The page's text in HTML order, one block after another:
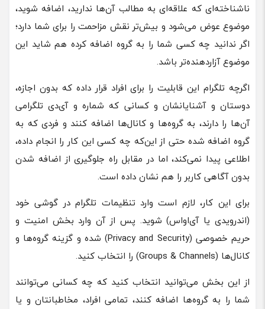
ناشناخته‌ای که علاقه‌ای به مطالب آن‌ها ندارید، اضافه شوید،
موضوع عوض می‌شود و بیش‌تر نقش مزاحمت را برای شما دارد؛
اگر ندانید چه کسی شما را به گروه اضافه کرده هم شاید این
موضوع آزاردهنده‌تر باشد.
اگرچه تلگرام این قابلیت را برای افراد قرار داده که بدون اجازه،
دوستان و آشنایانشان و کسانی که شماره و آی‌دی تلگرامی
آن‌ها را دارند، به گروه‌ها و کانال‌ها اضافه کنند و فردی که به
گروه اضافه شده حتی از این‌که چه کسی این کار را انجام داده،
اطلاعی پیدا نمی‌کند، اما در مقابل راه جلوگیری از اضافه شدن
بدون آگاهی کاربر را هم نشان داده است.
برای این کار، لازم است وارد تنظیمات تلگرام در گوشی خود
(اندرویدی یا آی‌اواس) شوید. پس از آن وارد بخش امنیت و
حریم خصوصی (Privacy and Security) شده و گزینه گروه‌ها و
کانال‌ها (Groups & Channels) را انتخاب کنید.
از این بخش می‌توانید انتخاب کنید که چه کسانی می‌توانند
شما را به گروه‌ها اضافه کنند، تمامی افراد، مخاطبانتان و یا